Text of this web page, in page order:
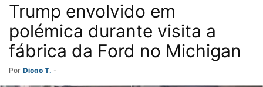
Trump envolvido em
polémica durante visita a
fábrica da Ford no Michigan
Por Diogo T. -